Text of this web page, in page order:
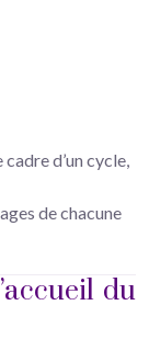
d’un cycle,
de chacune
du